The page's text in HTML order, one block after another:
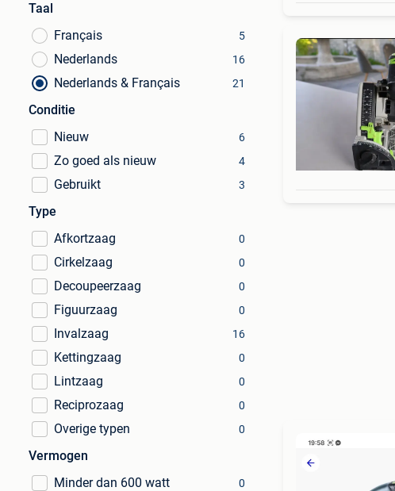
Taal
Français
5
Nederlands 16
Nederlands & Français 21
Conditie
Nieuw
6
Zo goed als nieuw 4
Gebruikt 3
Type
Afkortzaag
0
Cirkelzaag 0
Decoupeerzaag 0
Figuurzaag 0
Invalzaag 16
Kettingzaag 0
Lintzaag 0
Reciprozaag 0
Overige typen 0
Vermogen
Minder dan 600 watt
0